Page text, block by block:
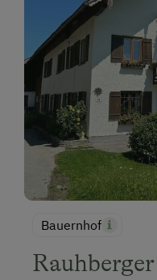
Bauernhof
Rauhberger